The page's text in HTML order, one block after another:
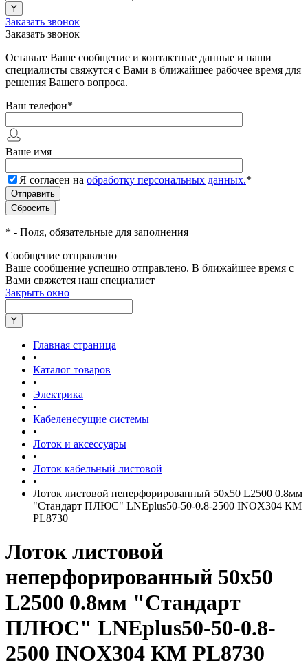
Заказать звонок
Заказать звонок
Оставьте Ваше сообщение и контактные данные и наши
специалисты свяжутся с Вами в ближайшее рабочее время для
решения Вашего вопроса.
Ваш телефон*
Ваше имя
Я согласен на обработку персональных данных.*
* - Поля, обязательные для заполнения
Сообщение отправлено
Ваше сообщение успешно отправлено. В ближайшее время с
Вами свяжется наш специалист
Закрыть окно
Главная страница
•
Каталог товаров
•
Электрика
•
Кабеленесущие системы
•
Лоток и аксессуары
•
Лоток кабельный листовой
•
Лоток листовой неперфорированный 50х50 L2500 0.8мм
"Стандарт ПЛЮС" LNEplus50-50-0.8-2500 INOX304 КМ
PL8730
Лоток листовой
неперфорированный 50х50
L2500 0.8мм "Стандарт
ПЛЮС" LNEplus50-50-0.8-
2500 INOX304 КМ PL8730